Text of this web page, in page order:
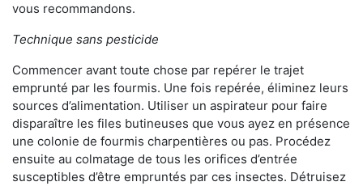
vous recommandons.
Technique sans pesticide
Commencer avant toute chose par repérer le trajet
emprunté par les fourmis. Une fois repérée, éliminez leurs
sources d’alimentation. Utiliser un aspirateur pour faire
disparaître les files butineuses que vous ayez en présence
une colonie de fourmis charpentières ou pas. Procédez
ensuite au colmatage de tous les orifices d’entrée
susceptibles d’être empruntés par ces insectes. Détruisez